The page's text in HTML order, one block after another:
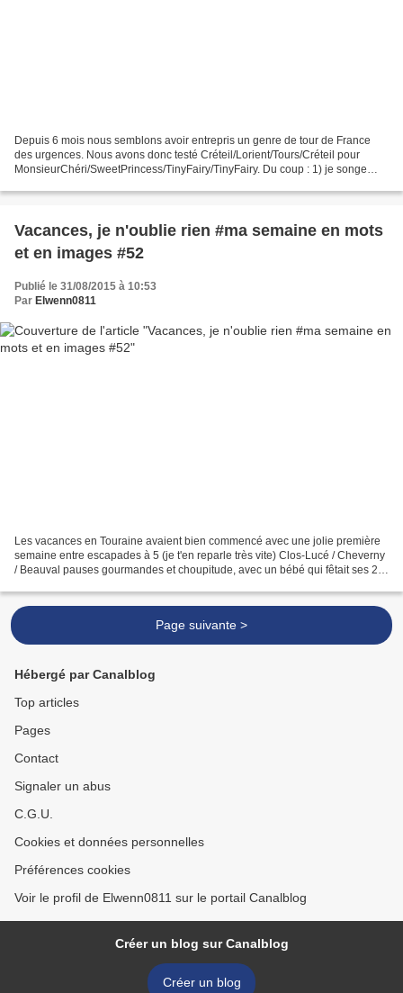
Depuis 6 mois nous semblons avoir entrepris un genre de tour de France
des urgences. Nous avons donc testé Créteil/Lorient/Tours/Créteil pour
MonsieurChéri/SweetPrincess/TinyFairy/TinyFairy. Du coup : 1) je songe
Vacances, je n'oublie rien #ma semaine en mots
et en images #52
Publié le 31/08/2015 à 10:53
Par Elwenn0811
Les vacances en Touraine avaient bien commencé avec une jolie première
semaine entre escapades à 5 (je t'en reparle très vite) Clos-Lucé / Cheverny
/ Beauval pauses gourmandes et choupitude, avec un bébé qui fêtait ses 2
Page suivante >
Hébergé par Canalblog
Top articles
Pages
Contact
Signaler un abus
C.G.U.
Cookies et données personnelles
Préférences cookies
Voir le profil de Elwenn0811 sur le portail Canalblog
Créer un blog sur Canalblog
Créer un blog